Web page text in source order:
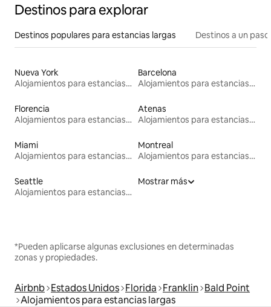
Destinos para explorar
Destinos populares para estancias largas Destinos a un
Nueva York
Alojamientos para estancias largas
Barcelona
Alojamientos para estancias largas
Florencia
Alojamientos para estancias largas
Atenas
Alojamientos para estancias largas
Miami
Alojamientos para estancias largas
Montreal
Alojamientos para estancias largas
Seattle
Alojamientos para estancias largas
Mostrar más
*Pueden aplicarse algunas exclusiones en determinadas
zonas y propiedades.
Airbnb Estados Unidos Florida Franklin Bald Point
Alojamientos para estancias largas